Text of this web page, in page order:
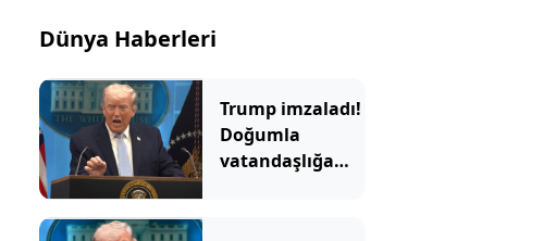
Dünya Haberleri
Trump imzaladı!
Doğumla
vatandaşlığa